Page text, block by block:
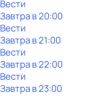
Вести
Завтра в 20:00
Вести
Завтра в 21:00
Вести
Завтра в 22:00
Вести
Завтра в 23:00